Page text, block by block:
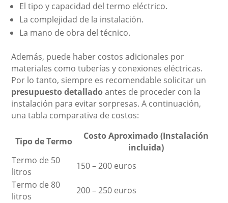
El tipo y capacidad del termo eléctrico.
La complejidad de la instalación.
La mano de obra del técnico.
Además, puede haber costos adicionales por
materiales como tuberías y conexiones eléctricas.
Por lo tanto, siempre es recomendable solicitar un
presupuesto detalladoantes de proceder con la
instalación para evitar sorpresas. A continuación,
una tabla comparativa de costos:
Tipo de Termo
Costo Aproximado (Instalación
incluida)
Termo de 50
litros
150 – 200 euros
Termo de 80
litros
200 – 250 euros